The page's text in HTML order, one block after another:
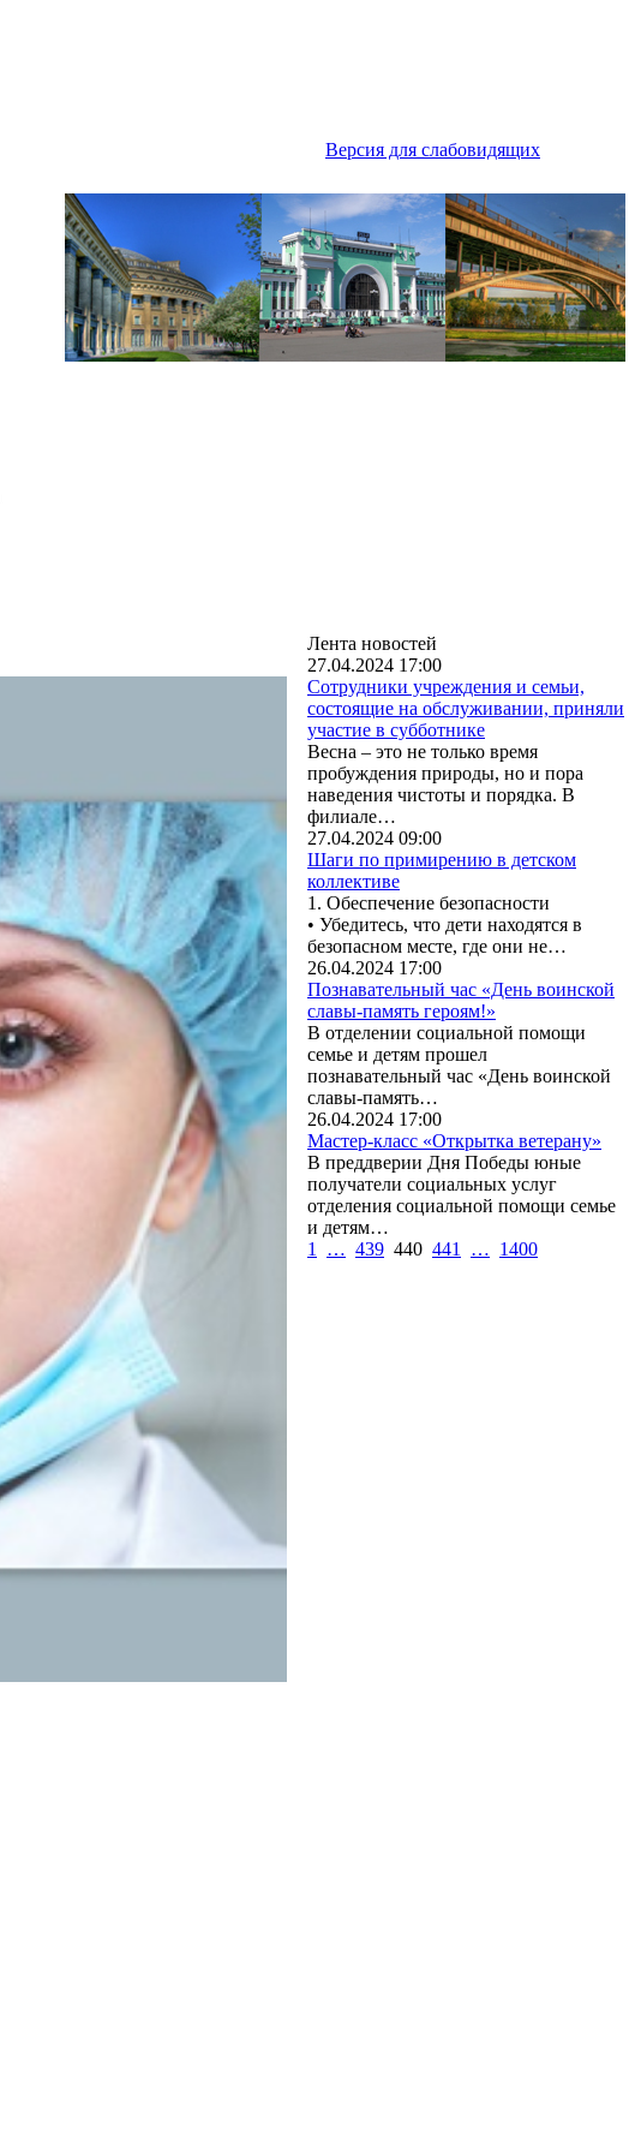
Версия для слабовидящих
Лента новостей
27.04.2024 17:00
Сотрудники учреждения и семьи,
состоящие на обслуживании, приняли
участие в субботнике
Весна – это не только время
пробуждения природы, но и пора
наведения чистоты и порядка. В
филиале…
27.04.2024 09:00
Шаги по примирению в детском
коллективе
1. Обеспечение безопасности
• Убедитесь, что дети находятся в
безопасном месте, где они не…
26.04.2024 17:00
Познавательный час «День воинской
славы-память героям!»
В отделении социальной помощи
семье и детям прошел
познавательный час «День воинской
славы-память…
26.04.2024 17:00
Мастер-класс «Открытка ветерану»
В преддверии Дня Победы юные
получатели социальных услуг
отделения социальной помощи семье
и детям…
1
… 439 440 441 … 1400